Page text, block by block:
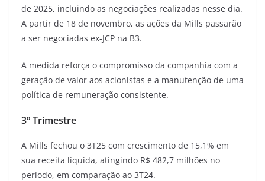
de 2025, incluindo as negociações realizadas nesse dia.
A partir de 18 de novembro, as ações da Mills passarão
a ser negociadas ex-JCP na B3.
A medida reforça o compromisso da companhia com a
geração de valor aos acionistas e a manutenção de uma
política de remuneração consistente.
3º Trimestre
A Mills fechou o 3T25 com crescimento de 15,1% em
sua receita líquida, atingindo R$ 482,7 milhões no
período, em comparação ao 3T24.